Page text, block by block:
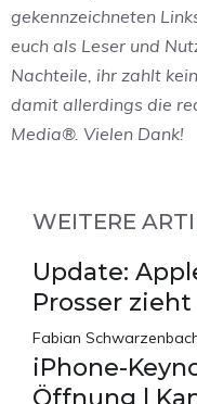
gekennzeichneten
euch als Leser und
Nachteile, ihr zahlt
damit allerdings die
Media®. Vielen Dank!
WEITERE
Update:
Prosser
Fabian
iPhone-